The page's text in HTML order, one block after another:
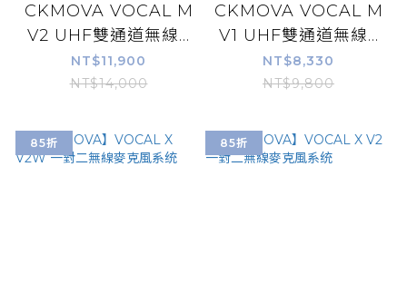
CKMOVA VOCAL M
V2 UHF雙通道無線...
NT$11,900
NT$14,000
CKMOVA VOCAL M
V1 UHF雙通道無線...
NT$8,330
NT$9,800
85折 85折